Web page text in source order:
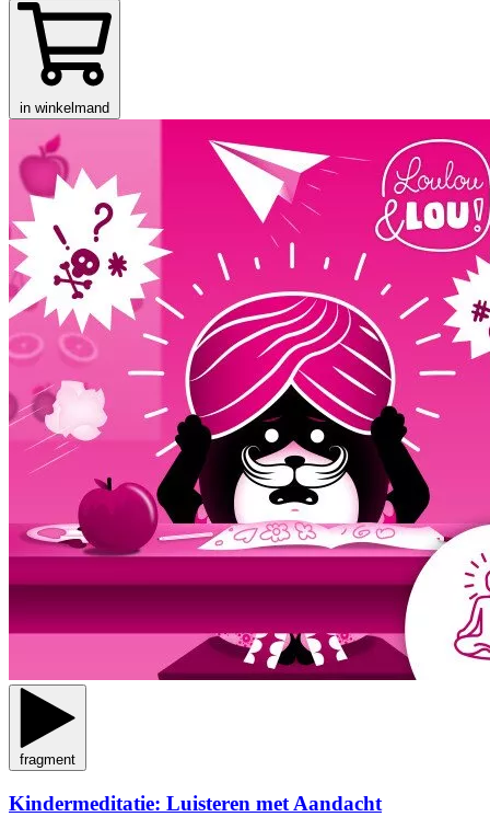
in winkelmand
fragment
Kindermeditatie: Luisteren met Aandacht